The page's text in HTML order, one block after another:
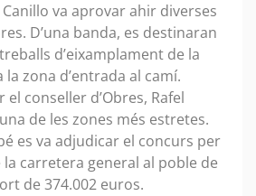
va aprovar ahir diverses
D’una banda, es destinaran
d’eixamplament de la
la zona d’entrada al camí.
el conseller d’Obres, Rafel
de les zones més estretes.
es va adjudicar el concurs per
la carretera general al poble de
de 374.002 euros.